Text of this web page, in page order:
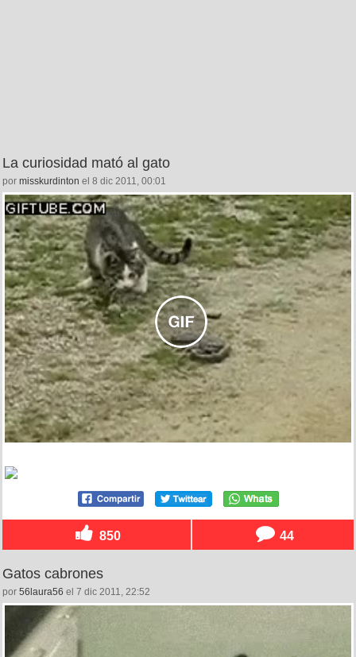
La curiosidad mató al gato
por misskurdinton el 8 dic 2011, 00:01
850 44
Gatos cabrones
por 56laura56 el 7 dic 2011, 22:52